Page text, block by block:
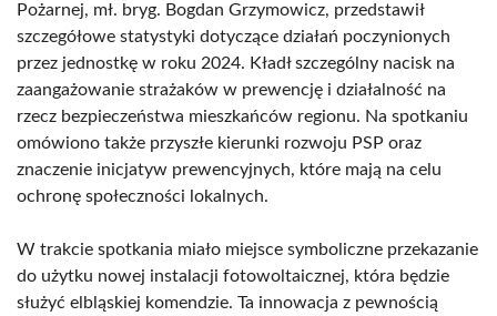
Pożarnej, mł. bryg. Bogdan Grzymowicz, przedstawił
szczegółowe statystyki dotyczące działań poczynionych
przez jednostkę w roku 2024. Kładł szczególny nacisk na
zaangażowanie strażaków w prewencję i działalność na
rzecz bezpieczeństwa mieszkańców regionu. Na spotkaniu
omówiono także przyszłe kierunki rozwoju PSP oraz
znaczenie inicjatyw prewencyjnych, które mają na celu
ochronę społeczności lokalnych.
W trakcie spotkania miało miejsce symboliczne przekazanie
do użytku nowej instalacji fotowoltaicznej, która będzie
służyć elbląskiej komendzie. Ta innowacja z pewnością